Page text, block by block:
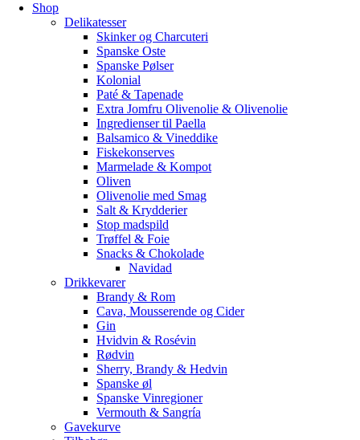
Shop
Delikatesser
Skinker og Charcuteri
Spanske Oste
Spanske Pølser
Kolonial
Paté & Tapenade
Extra Jomfru Olivenolie & Olivenolie
Ingredienser til Paella
Balsamico & Vineddike
Fiskekonserves
Marmelade & Kompot
Oliven
Olivenolie med Smag
Salt & Krydderier
Stop madspild
Trøffel & Foie
Snacks & Chokolade
Navidad
Drikkevarer
Brandy & Rom
Cava, Mousserende og Cider
Gin
Hvidvin & Rosévin
Rødvin
Sherry, Brandy & Hedvin
Spanske øl
Spanske Vinregioner
Vermouth & Sangría
Gavekurve